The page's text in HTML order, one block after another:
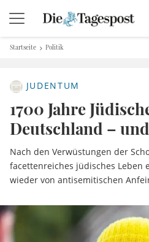
Startseite Politik
JUDENTUM
1700 Jahre
Deutschland –
Nach den Verwüstungen der
facettenreiches jüdisches Leben
wieder von antisemitischen